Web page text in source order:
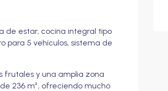
de estar, cocina integral tipo
para 5 vehículos, sistema de
frutales y una amplia zona
236 m², ofreciendo mucho